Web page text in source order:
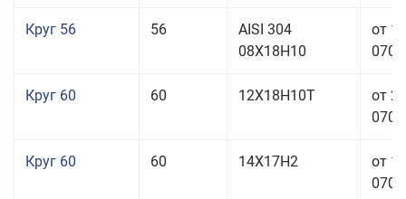
Круг 56 56
AISI 304
08Х18Н10
от
Круг 60 60 12Х18Н10Т
от
Круг 60 60 14Х17Н2
от